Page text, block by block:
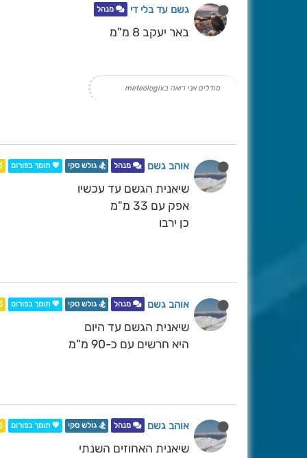
גשם עד בלי די מנהל
באר יעקב 8 מ"מ
מודלים אני רואה בmeteologix
אוהב גשם מנהל 🏂 גולש סקי 💖 תומך בפורום
שיאנית הגשם עד עכשיו
אפק עם 33 מ"מ
כן ירבו
אוהב גשם מנהל 🏂 גולש סקי 💖 תומך בפורום
שיאנית הגשם עד היום
היא חרשים עם כ-90 מ"מ
אוהב גשם מנהל 🏂 גולש סקי 💖 תומך בפורום
שיאנית האחוזים השנתי